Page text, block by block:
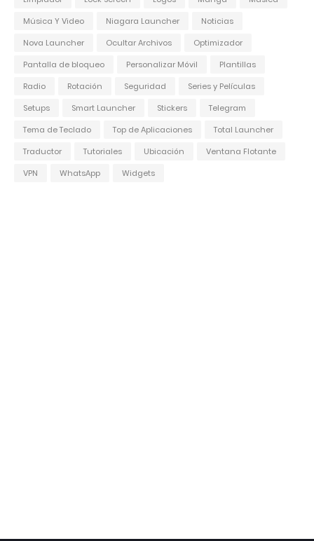
Música Y Video
Niagara Launcher
Noticias
Nova Launcher
Ocultar Archivos
Optimizador
Pantalla de bloqueo
Personalizar Móvil
Plantillas
Radio
Rotación Seguridad
Series y Películas
Setups
Smart Launcher Stickers
Telegram
Tema de Teclado
Top de Aplicaciones
Total Launcher
Traductor
Tutoriales Ubicación
Ventana Flotante
VPN
WhatsApp Widgets